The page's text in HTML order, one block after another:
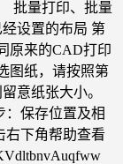
量打印、批量
设置的布局 第
来的CAD打印
纸，请按照第
留意纸张大小。
保存位置及相
右下角帮助查看